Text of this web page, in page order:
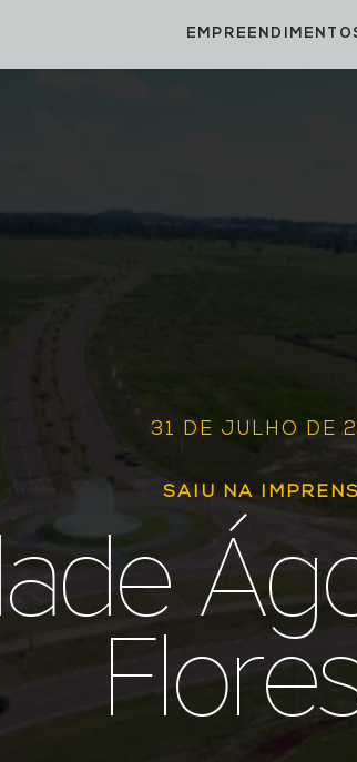
31 DE JULHO DE
SAIU NA